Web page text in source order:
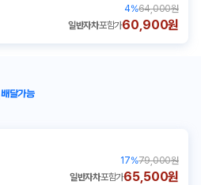
4%64,000원
일반자차포함가60,900원
배달가능
17%79,000원
일반자차포함가65,500원